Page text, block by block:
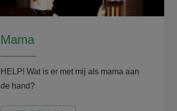
Mama
HELP! Wat is er met mij als mama aan
de hand?